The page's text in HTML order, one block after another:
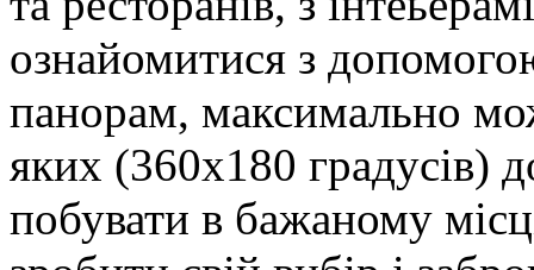
ознайомитися з
панорам, максимально
яких (360х180 градусів)
побувати в бажаному